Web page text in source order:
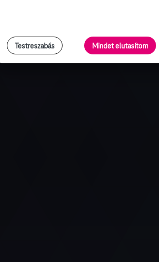
Testreszabás Mindet elutasítom